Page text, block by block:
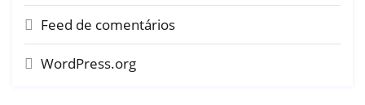
Feed de comentários
WordPress.org